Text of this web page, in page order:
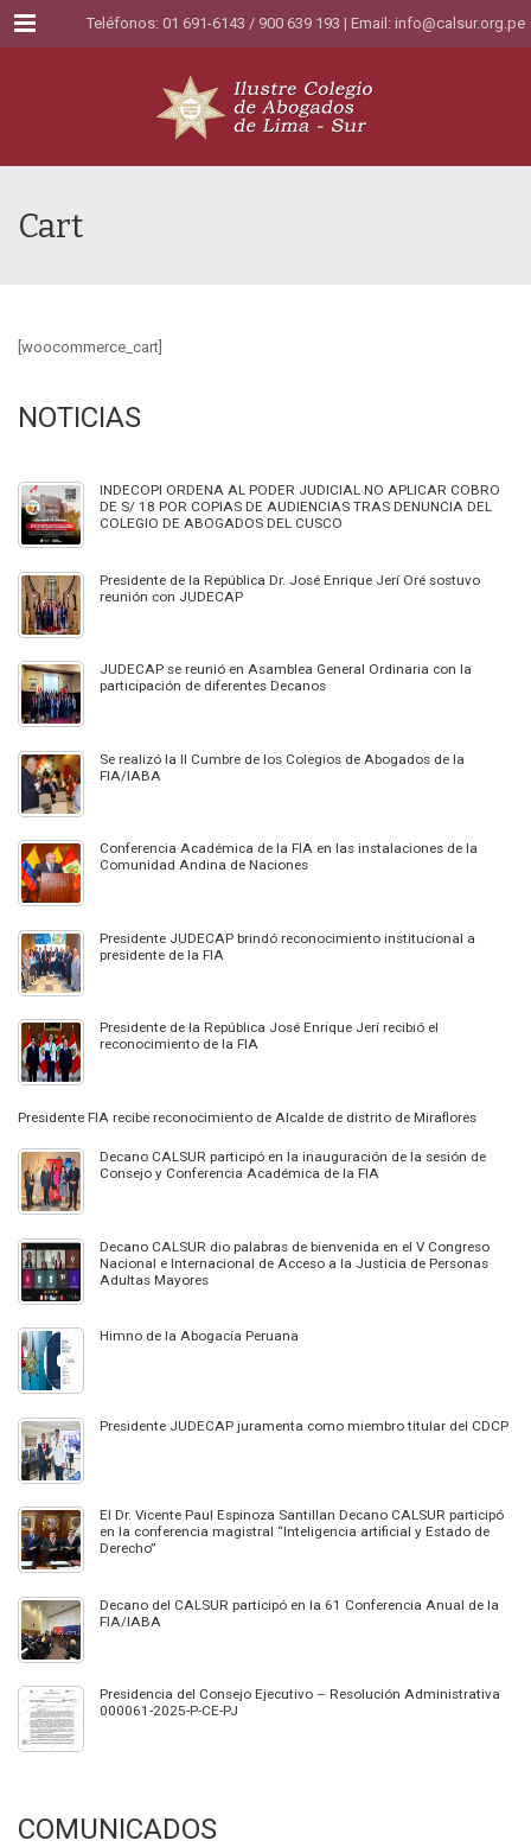
Menu Teléfonos: 01 691-6143 / 900 639 193 | Email: info@calsur.org.pe
Cart
[woocommerce_cart]
NOTICIAS
INDECOPI ORDENA AL PODER JUDICIAL NO APLICAR COBRO
DE S/ 18 POR COPIAS DE AUDIENCIAS TRAS DENUNCIA DEL
COLEGIO DE ABOGADOS DEL CUSCO
Presidente de la República Dr. José Enrique Jerí Oré sostuvo
reunión con JUDECAP
JUDECAP se reunió en Asamblea General Ordinaria con la
participación de diferentes Decanos
Se realizó la II Cumbre de los Colegios de Abogados de la
FIA/IABA
Conferencia Académica de la FIA en las instalaciones de la
Comunidad Andina de Naciones
Presidente JUDECAP brindó reconocimiento institucional a
presidente de la FIA
Presidente de la República José Enrique Jerí recibió el
reconocimiento de la FIA
Presidente FIA recibe reconocimiento de Alcalde de distrito de Miraflores
Decano CALSUR participó en la inauguración de la sesión de
Consejo y Conferencia Académica de la FIA
Decano CALSUR dio palabras de bienvenida en el V Congreso
Nacional e Internacional de Acceso a la Justicia de Personas
Adultas Mayores
Himno de la Abogacía Peruana
Presidente JUDECAP juramenta como miembro titular del CDCP
El Dr. Vicente Paul Espinoza Santillan Decano CALSUR participó
en la conferencia magistral “Inteligencia artificial y Estado de
Derecho”
Decano del CALSUR participó en la 61 Conferencia Anual de la
FIA/IABA
Presidencia del Consejo Ejecutivo – Resolución Administrativa
000061-2025-P-CE-PJ
COMUNICADOS